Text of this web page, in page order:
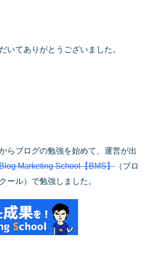
いてありがとうございました。
らブログの勉強を始めて、運営が出
Marketing School【BMS】 （ブロ
ール）で勉強しました。